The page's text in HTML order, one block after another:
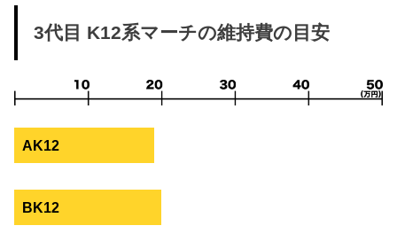
3代目 K12系マーチの維持費の目安
AK12
BK12